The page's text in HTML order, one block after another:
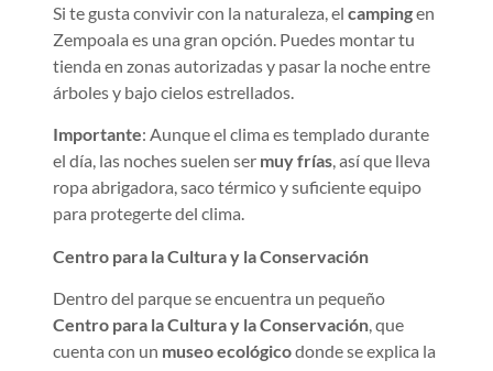
Si te gusta convivir con la naturaleza, el campingen
Zempoala es una gran opción. Puedes montar tu
tienda en zonas autorizadas y pasar la noche entre
árboles y bajo cielos estrellados.
Importante: Aunque el clima es templado durante
el día, las noches suelen ser muy frías, así que lleva
ropa abrigadora, saco térmico y suficiente equipo
para protegerte del clima.
Centro para la Cultura y la Conservación
Dentro del parque se encuentra un pequeño
Centro para la Cultura y la Conservación, que
cuenta con un museo ecológicodonde se explica la